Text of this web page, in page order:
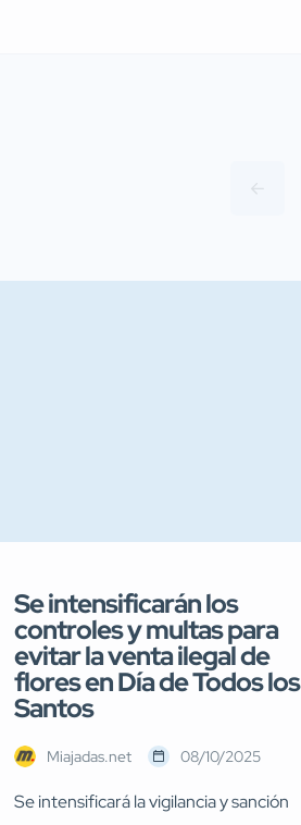
Se intensificarán los
controles y multas para
evitar la venta ilegal de
flores en Día de Todos los
Santos
Miajadas.net 08/10/2025
Se intensificará la vigilancia y sanción